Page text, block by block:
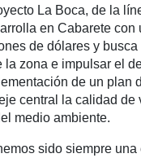
La Boca, de la
en Cabarete con
de dólares y busca
la zona e impulsar el
de un plan
central la calidad de
medio ambiente.
sido siempre